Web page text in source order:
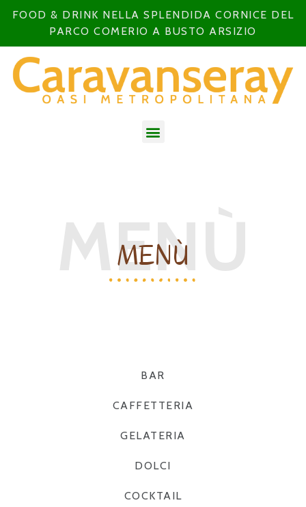
FOOD & DRINK NELLA SPLENDIDA CORNICE DEL
PARCO COMERIO A BUSTO ARSIZIO
MENÙ
MENÙ
BAR
CAFFETTERIA
GELATERIA
DOLCI
COCKTAIL